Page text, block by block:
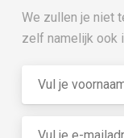
We zullen je niet
zelf namelijk ook